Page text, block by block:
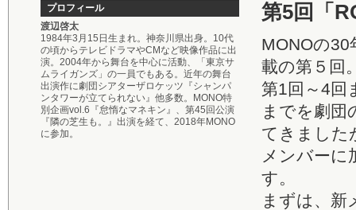
プロフィール
渡辺啓太
1984年3月15日生まれ。神奈川県出身。10代
の頃からテレビドラマやCMなど映像作品に出
演。2004年から舞台を中心に活動、「東京サ
ムライガンズ」の一員でもある。近年の舞台
出演作に劇団シアターザロケッツ『シャンパ
ンタワーが立てられない』他多数。MONO特
別企画vol.6『怠惰なマネキン』、第45回公演
『隣の芝生も。』出演を経て、2018年MONO
に参加。
第5回「
MONOの
載の第５回
第1回～4回
までを劇団
てきました
メンバー
す。
まずは、新